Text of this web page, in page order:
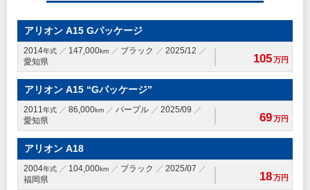
アリオン A15 Gパッケージ
2014年式 147,000km ブラック
2025/12
愛知県
105万円
アリオン A15 “Gパッケージ”
2011年式 86,000km パープル
2025/09
愛知県
69万円
アリオン A18
2004年式 104,000km ブラック
2025/07
福岡県
18万円